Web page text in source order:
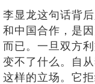
李显龙这句话背
和中国合作，是
而已。一旦双方
变不了什么。自
这样的立场。它